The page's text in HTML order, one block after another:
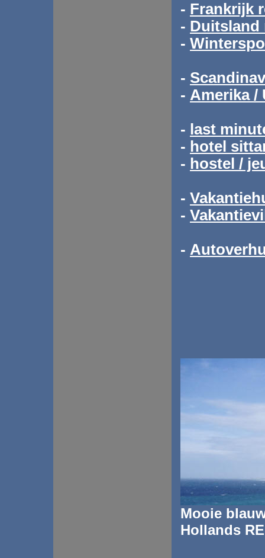
- Frankrijk
- Duitsland
-
-
- Amerika /
- last
- hotel
- hostel /
-
-
-
Mooie
Hollands